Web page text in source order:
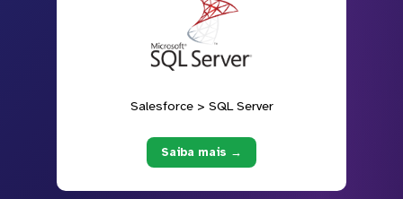
Salesforce > SQL Server
Saiba mais →